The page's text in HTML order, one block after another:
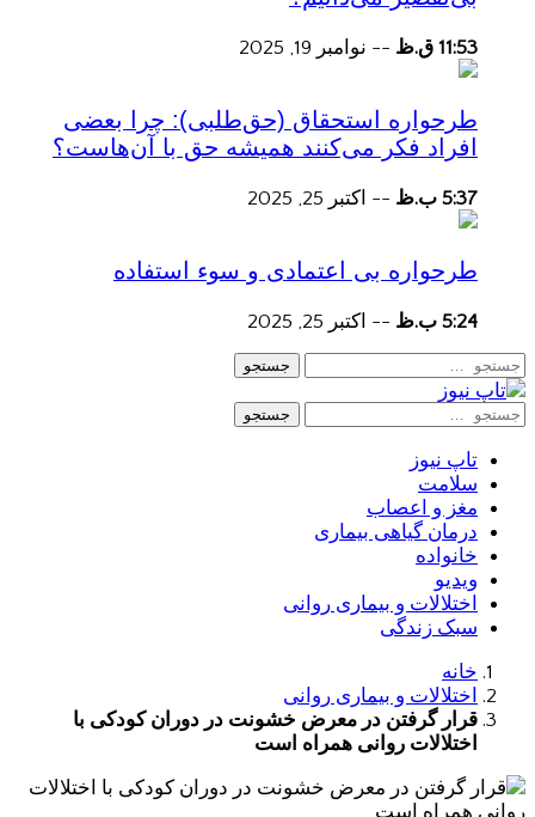
11:53 ق.ظ -- نوامبر 19, 2025
طرحواره استحقاق (حق‌طلبی): چرا بعضی
افراد فکر می‌کنند همیشه حق با آن‌هاست؟
5:37 ب.ظ -- اکتبر 25, 2025
طرحواره بی اعتمادی و سوء استفاده
5:24 ب.ظ -- اکتبر 25, 2025
جستجو
جستجو
تاپ نیوز
سلامت
مغز و اعصاب
درمان گیاهی بیماری
خانواده
ویدیو
اختلالات و بیماری روانی
سبک زندگی
خانه
اختلالات و بیماری روانی
قرار گرفتن در معرض خشونت در دوران کودکی با
اختلالات روانی همراه است